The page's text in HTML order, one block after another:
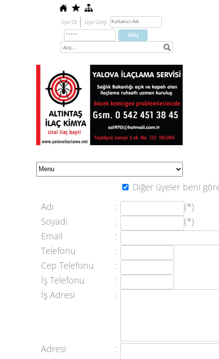
Üye Ol Üye Girişi
Diğer üyeler beni
Adı
:
(*)
Soyadı
:
(*)
Email
:
Telefonu
:
Cep Telefonu
:
İş Telefonu
:
İş Adresi
:
Adresi :